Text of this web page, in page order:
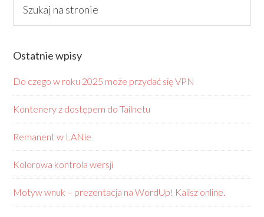
Ostatnie wpisy
Do czego w roku 2025 może przydać się VPN
Kontenery z dostępem do Tailnetu
Remanent w LANie
Kolorowa kontrola wersji
Motyw wnuk – prezentacja na WordUp! Kalisz online.